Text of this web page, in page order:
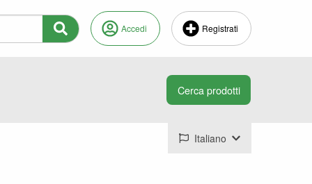
Accedi Registrati
Italiano